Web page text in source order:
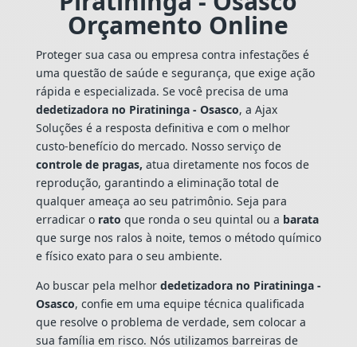
Orçamento Online
Proteger sua casa ou empresa contra infestações é
uma questão de saúde e segurança, que exige ação
rápida e especializada. Se você precisa de uma
dedetizadora no Piratininga - Osasco, a Ajax
Soluções é a resposta definitiva e com o melhor
custo-benefício do mercado. Nosso serviço de
controle de pragas, atua diretamente nos focos de
reprodução, garantindo a eliminação total de
qualquer ameaça ao seu patrimônio. Seja para
erradicar o rato que ronda o seu quintal ou a barata
que surge nos ralos à noite, temos o método químico
e físico exato para o seu ambiente.
Ao buscar pela melhor dedetizadora no Piratininga -
Osasco, confie em uma equipe técnica qualificada
que resolve o problema de verdade, sem colocar a
sua família em risco. Nós utilizamos barreiras de